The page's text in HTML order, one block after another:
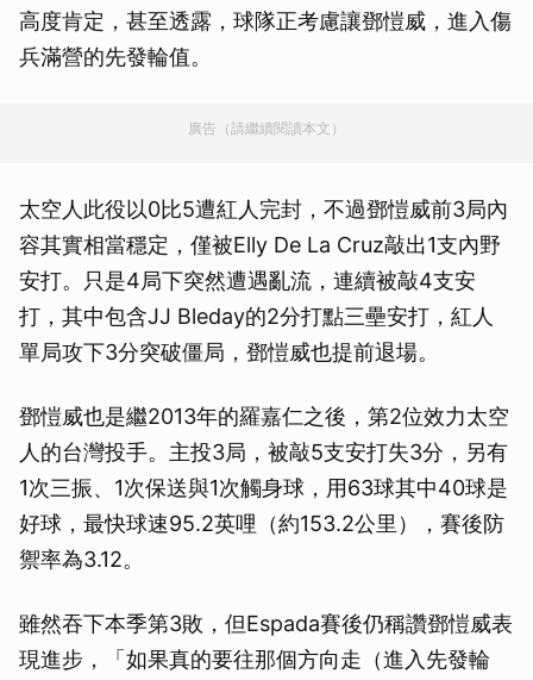
高度肯定，甚至透露，球隊正考慮讓鄧愷威，進入傷
兵滿營的先發輪值。
廣告（請繼續閱讀本文）
太空人此役以0比5遭紅人完封，不過鄧愷威前3局內
容其實相當穩定，僅被Elly De La Cruz敲出1支內野
安打。只是4局下突然遭遇亂流，連續被敲4支安
打，其中包含JJ Bleday的2分打點三壘安打，紅人
單局攻下3分突破僵局，鄧愷威也提前退場。
鄧愷威也是繼2013年的羅嘉仁之後，第2位效力太空
人的台灣投手。主投3局，被敲5支安打失3分，另有
1次三振、1次保送與1次觸身球，用63球其中40球是
好球，最快球速95.2英哩（約153.2公里），賽後防
禦率為3.12。
雖然吞下本季第3敗，但Espada賽後仍稱讚鄧愷威表
現進步，「如果真的要往那個方向走（進入先發輪